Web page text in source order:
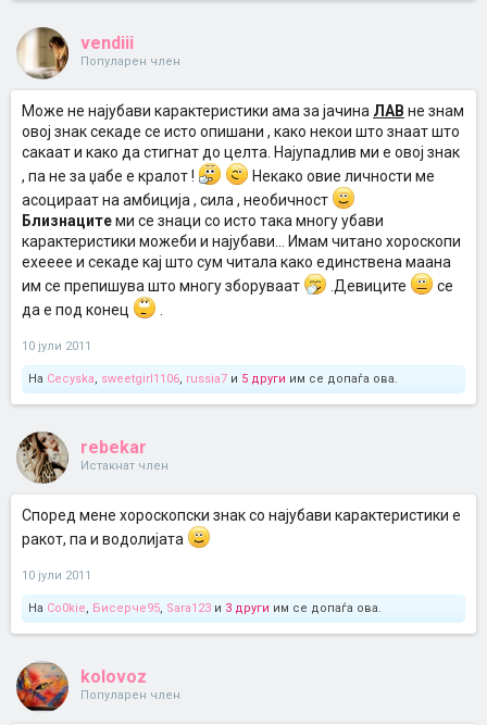
vendiii
Популарен член
Може не најубави карактеристики ама за јачина ЛАВ не знам
овој знак секаде се исто опишани , како некои што знаат што
сакаат и како да стигнат до целта. Најупадлив ми е овој знак
, па не за џабе е кралот !
Некако овие личности ме
асоцираат на амбиција , сила , необичност
Близнацитеми се знаци со исто така многу убави
карактеристики можеби и најубави... Имам читано хороскопи
ехееее и секаде кај што сум читала како единствена маана
им се препишува што многу зборуваат
.Девиците
се
да е под конец
10 јули 2011
На Cecyska, sweetgirl1106, russia7 и 5 други им се допаѓа ова.
rebekar
Истакнат член
Според мене хороскопски знак со најубави карактеристики е
ракот, па и водолијата
10 јули 2011
На Co0kie, Бисерче95, Sara123 и 3 други им се допаѓа ова.
kolovoz
Популарен член